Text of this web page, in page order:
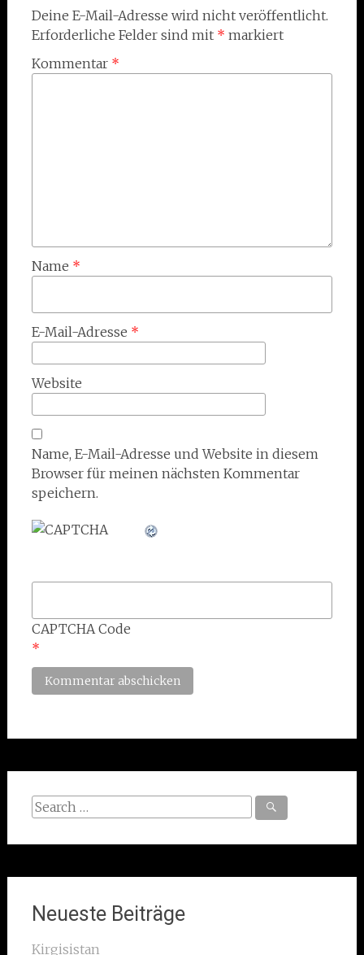
Deine E-Mail-Adresse wird nicht veröffentlicht.
Erforderliche Felder sind mit * markiert
Kommentar *
Name *
E-Mail-Adresse *
Website
Name, E-Mail-Adresse und Website in diesem
Browser für meinen nächsten Kommentar
speichern.
CAPTCHA Code
*
Search
Neueste Beiträge
Kirgisistan